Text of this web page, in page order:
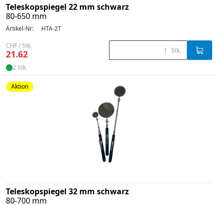
Teleskopspiegel 22 mm schwarz
80-650 mm
Artikel-Nr: HTA-2T
CHF / Stk.
21.62 Stk.
2 Stk.
Aktion
Teleskopspiegel 32 mm schwarz
80-700 mm